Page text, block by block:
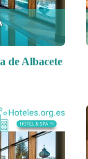
de Albacete